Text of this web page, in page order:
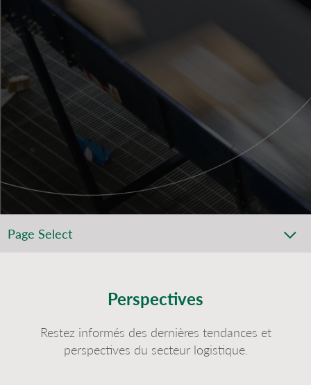
Page Select
Perspectives
Restez informés des dernières tendances et
perspectives du secteur logistique.